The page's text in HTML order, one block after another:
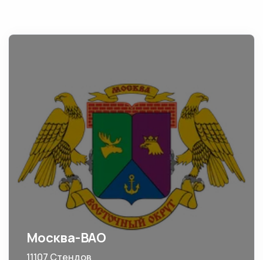
Москва-ВАО
11107 Стендов